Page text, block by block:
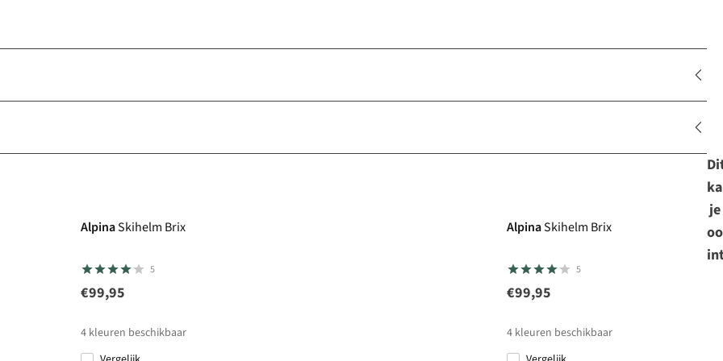
AlpinaSkihelm Brix
5
€99,95
4 kleuren beschikbaar
AlpinaSkihelm Brix
5
€99,95
4 kleuren beschikbaar
je